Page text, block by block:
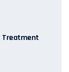
Treatment